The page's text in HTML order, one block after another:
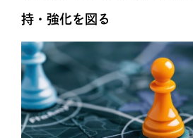
持・強化を図る